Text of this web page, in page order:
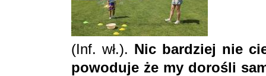
(Inf. wł.). Nic bardziej nie
powoduje że my dorośli